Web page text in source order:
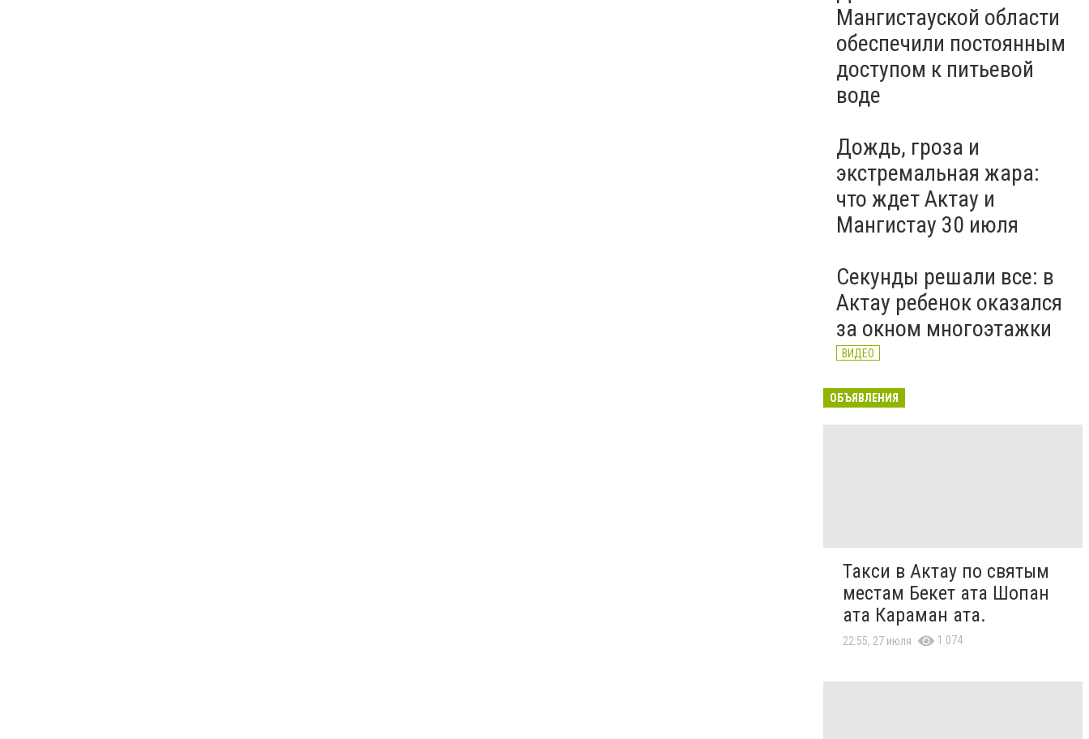
Мангистауской области
обеспечили постоянным
доступом к питьевой
воде
Дождь, гроза и
экстремальная жара:
что ждет Актау и
Мангистау 30 июля
Секунды решали все: в
Актау ребенок оказался
за окном многоэтажки
ВИДЕО
ОБЪЯВЛЕНИЯ
Такси в Актау по святым
местам Бекет ата Шопан
ата Караман ата.
22:55, 27 июля 1 074